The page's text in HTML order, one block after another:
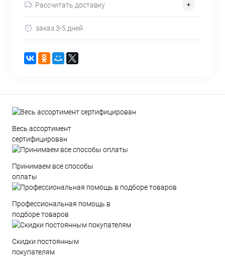
Рассчитать доставку
заказ 3-5 дней
Весь ассортимент
сертифицирован
Принимаем все способы
оплаты
Профессиональная помощь в
подборе товаров
Скидки постоянным
покупателям